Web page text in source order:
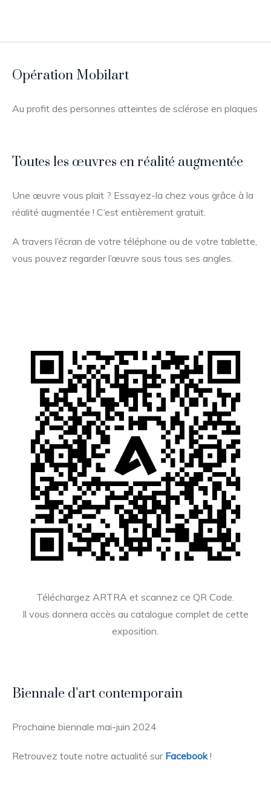
Opération Mobilart
Au profit des personnes atteintes de sclérose en plaques
Toutes les œuvres en réalité augmentée
Une œuvre vous plait ? Essayez-la chez vous grâce à la
réalité augmentée ! C’est entièrement gratuit.
A travers l’écran de votre téléphone ou de votre tablette,
vous pouvez regarder l’œuvre sous tous ses angles.
Téléchargez ARTRA et scannez ce QR Code.
Il vous donnera accès au catalogue complet de cette
exposition.
Biennale d’art contemporain
Prochaine biennale mai-juin 2024
Retrouvez toute notre actualité sur Facebook!